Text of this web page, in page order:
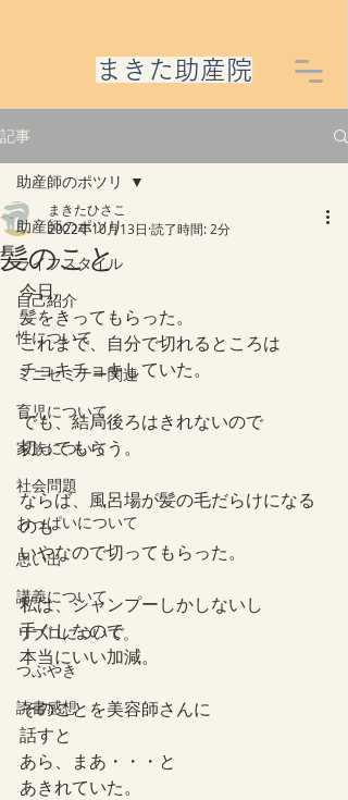
​まきた助産院
記事
助産師のポツリ
ライフスタイル
自己紹介
性について
ミニセミナー関連
育児について
家族について
社会問題
おっぱいについて
思い出
講義について
リプロについて。
つぶやき
読書感想
助産師のポツリ
髪のこと
まきたひさこ
2022年10月13日 読了時間: 2分
今日,
髪をきってもらった。
これまで、自分で切れるところは
チョキチョキしていた。
でも、結局後ろはきれないので
切ってもらう。
ならば、風呂場が髪の毛だらけになる
のも
いやなので切ってもらった。
私は、シャンプーしかしないし
手ぐしなので
本当にいい加減。
そのことを美容師さんに
話すと
あら、まあ・・・と
あきれていた。